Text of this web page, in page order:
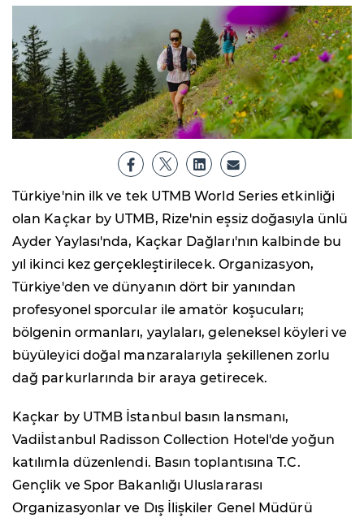
Türkiye'nin ilk ve tek UTMB World Series etkinliği
olan Kaçkar by UTMB, Rize'nin eşsiz doğasıyla ünlü
Ayder Yaylası'nda, Kaçkar Dağları'nın kalbinde bu
yıl ikinci kez gerçekleştirilecek. Organizasyon,
Türkiye'den ve dünyanın dört bir yanından
profesyonel sporcular ile amatör koşucuları;
bölgenin ormanları, yaylaları, geleneksel köyleri ve
büyüleyici doğal manzaralarıyla şekillenen zorlu
dağ parkurlarında bir araya getirecek.
Kaçkar by UTMB İstanbul basın lansmanı,
Vadiİstanbul Radisson Collection Hotel'de yoğun
katılımla düzenlendi. Basın toplantısına T.C.
Gençlik ve Spor Bakanlığı Uluslararası
Organizasyonlar ve Dış İlişkiler Genel Müdürü